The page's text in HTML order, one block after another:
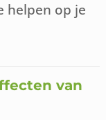
helpen op je
van